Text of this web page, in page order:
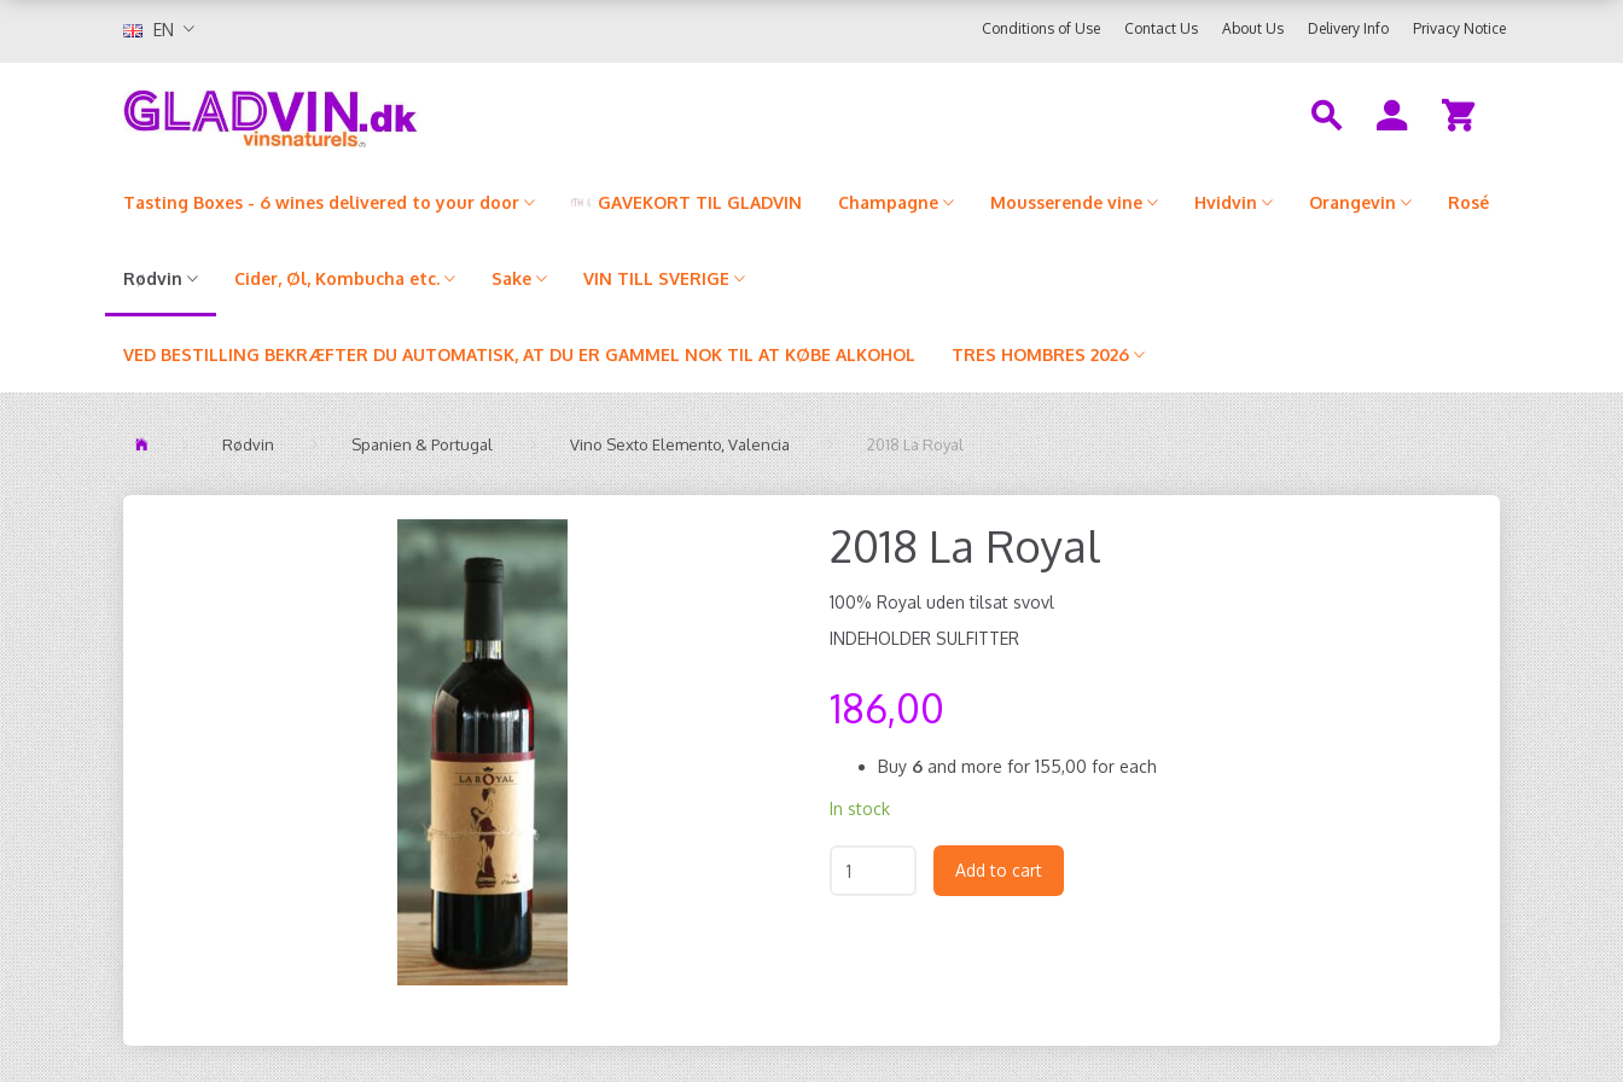
EN Privacy Notice
Delivery Info
About Us
Contact Us
Conditions of Use
Tasting Boxes - 6 wines delivered to your door GAVEKORT TIL GLADVIN Champagne Mousserende vine Hvidvin Orangevin Rosé
Rødvin Cider, Øl, Kombucha etc. Sake VIN TILL SVERIGE
VED BESTILLING BEKRÆFTER DU AUTOMATISK, AT DU ER GAMMEL NOK TIL AT KØBE ALKOHOL TRES HOMBRES 2026
Rødvin Spanien & Portugal Vino Sexto Elemento, Valencia 2018 La Royal
2018 La Royal
100% Royal uden tilsat svovl
INDEHOLDER SULFITTER
186,00
Buy 6 and more for 155,00 for each
In stock
Add to cart